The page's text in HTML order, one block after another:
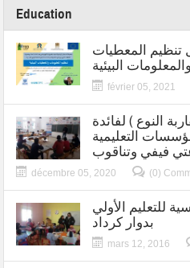
Education
تنظيم المعطيات
والمعلومات البيئية
février 05, 2021
النوع ) لفائدة
التعليمية
فيفي وتناقوب
décembre 05, 2020 (0)
للتعليم الأولي
بدوار كرداد
mars 12, 2016